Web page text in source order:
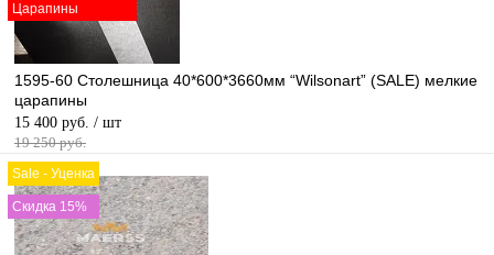
Царапины
1595-60 Столешница 40*600*3660мм “Wilsonart” (SALE) мелкие
царапины
15 400 руб. / шт
19 250 руб.
Sale - Уценка
Скидка 15%